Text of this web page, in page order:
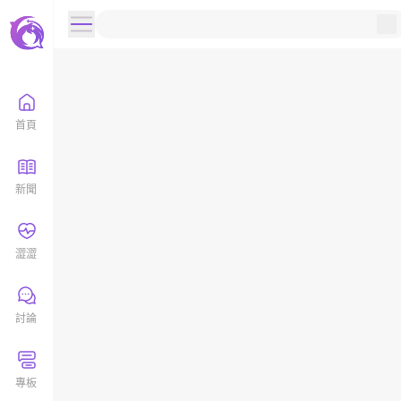
首頁
新聞
澀澀
討論
專板